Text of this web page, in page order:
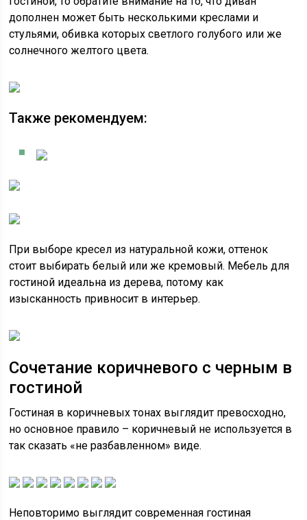
дополнен может быть несколькими креслами и
стульями, обивка которых светлого голубого или же
солнечного желтого цвета.
Также рекомендуем:
При выборе кресел из натуральной кожи, оттенок
стоит выбирать белый или же кремовый. Мебель для
гостиной идеальна из дерева, потому как
изысканность привносит в интерьер.
Сочетание коричневого с черным в
гостиной
Гостиная в коричневых тонах выглядит превосходно,
но основное правило – коричневый не используется в
так сказать «не разбавленном» виде.
Неповторимо выглядит современная гостиная